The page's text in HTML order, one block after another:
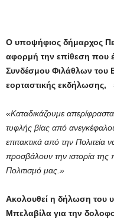
Ο υποψήφιος δήμαρχος
αφορμή την επίθεση που
Συνδέσμου Φιλάθλων του
εορταστικής
«Καταδικάζουμε
τυφλής βίας από
επιτακτικά από την Πολιτεία
προσβάλουν την ιστορία της
Πολιτισμό μας.»
Ακολουθεί η δήλωση του
Μπελαβίλα για την